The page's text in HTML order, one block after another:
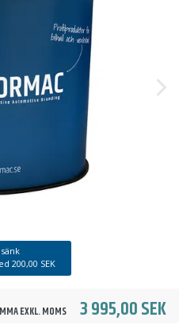
200,00 SEK
EXKL. MOMS 3 995,00 SEK